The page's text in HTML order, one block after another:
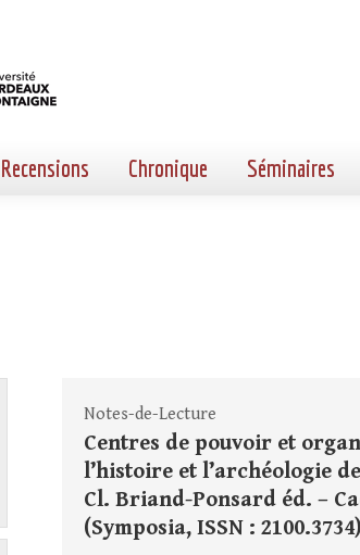
Recensions Chronique Séminaires
Notes-de-Lecture
Centres de pouvoir et
l’histoire et l’archéologie
Cl. Briand-Ponsard éd. –
(Symposia, ISSN :